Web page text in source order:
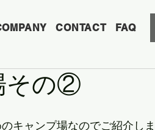
CONTACT FAQ
その②
キャンプ場なのでご紹介しま